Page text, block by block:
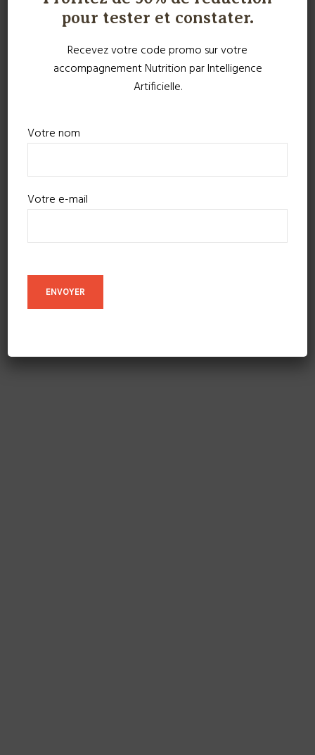
pour tester et constater.
Recevez votre code promo sur votre
accompagnement Nutrition par Intelligence
Artificielle.
Votre nom
Votre e-mail